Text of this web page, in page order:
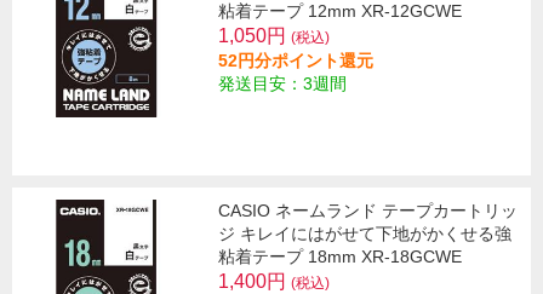
粘着テープ 12mm XR-12GCWE
1,050円 (税込)
52円分ポイント還元
発送目安：3週間
CASIO ネームランド テープカートリッ
ジ キレイにはがせて下地がかくせる強
粘着テープ 18mm XR-18GCWE
1,400円 (税込)